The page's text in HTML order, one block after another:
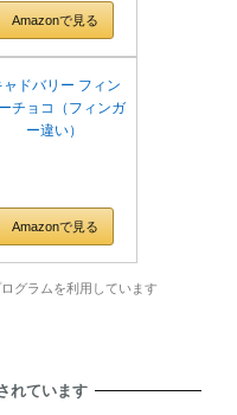
Amazonで見る
ャドバリー フィン
チョコ（フィンガ
ー違い）
Amazonで見る
グラムを利用しています
れています